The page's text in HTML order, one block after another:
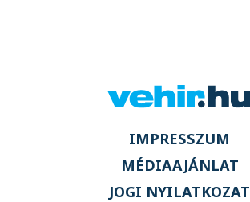
IMPRESSZUM
MÉDIAAJÁNLAT
JOGI NYILATKOZAT